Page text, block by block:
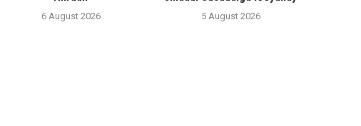
6 August 2026 5 August 2026